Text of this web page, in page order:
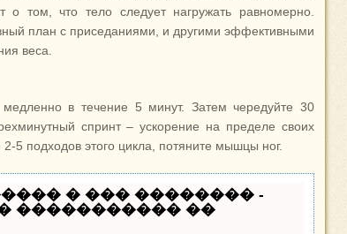
том, что тело следует нагружать равномерно.
план с приседаниями, и другими эффективными
веса.
медленно в течение 5 минут. Затем чередуйте 30
спринт – ускорение на пределе своих
5 подходов этого цикла, потяните мышцы ног.
� ��� �������� -
����������� ��